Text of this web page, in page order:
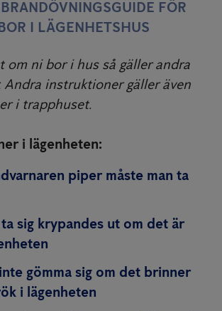
FÖR
I LÄGENHETSHUS
om ni bor i hus så gäller andra
instruktioner gäller även
i trapphuset.
i lägenheten:
piper måste man ta
ta sig krypandes ut om det är
gömma sig om det brinner
i lägenheten